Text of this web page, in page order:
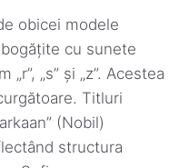
obicei modele
cu sunete
„s” și „z”. Acestea
Titluri
(Nobil)
structura